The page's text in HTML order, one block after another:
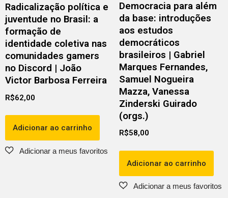
Radicalização política e
juventude no Brasil: a
formação de
identidade coletiva nas
comunidades gamers
no Discord | João
Victor Barbosa Ferreira
R$62,00
Adicionar ao carrinho
Democracia para além
da base: introduções
aos estudos
democráticos
brasileiros | Gabriel
Marques Fernandes,
Samuel Nogueira
Mazza, Vanessa
Zinderski Guirado
(orgs.)
R$58,00
Adicionar ao carrinho